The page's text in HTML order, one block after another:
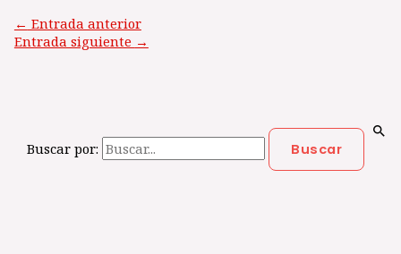
← Entrada anterior
Entrada siguiente →
Buscar por: